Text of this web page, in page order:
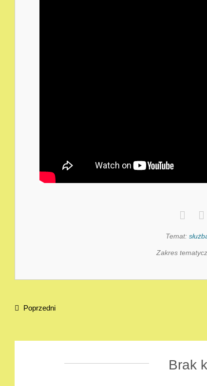
Temat:
Zakres
Poprzedni
Brak